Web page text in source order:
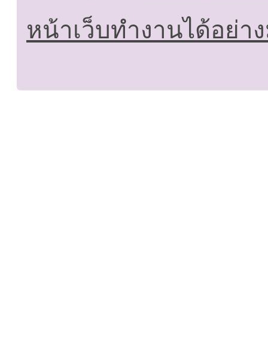
หน้าเว็บทำงานได้อย่า